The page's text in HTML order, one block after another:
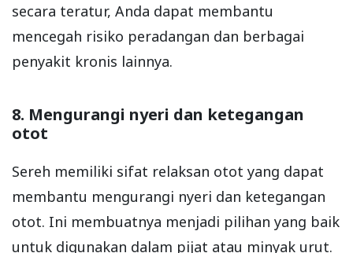
secara teratur, Anda dapat membantu
mencegah risiko peradangan dan berbagai
penyakit kronis lainnya.
8. Mengurangi nyeri dan ketegangan
otot
Sereh memiliki sifat relaksan otot yang dapat
membantu mengurangi nyeri dan ketegangan
otot. Ini membuatnya menjadi pilihan yang baik
untuk digunakan dalam pijat atau minyak urut.